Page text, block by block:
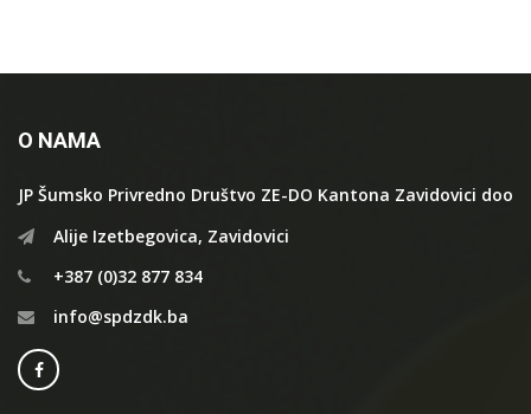
O NAMA
JP Šumsko Privredno Društvo ZE-DO Kantona Zavidovici doo
Alije Izetbegovica, Zavidovici
+387 (0)32 877 834
info@spdzdk.ba